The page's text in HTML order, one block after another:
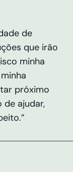
de
que irão
minha
próximo
ajudar,